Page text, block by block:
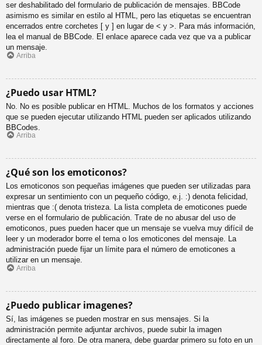
ser deshabilitado del formulario de publicación de mensajes. BBCode
asimismo es similar en estilo al HTML, pero las etiquetas se encuentran
encerrados entre corchetes [ y ] en lugar de < y >. Para más información,
lea el manual de BBCode. El enlace aparece cada vez que va a publicar
un mensaje.
Arriba
¿Puedo usar HTML?
No. No es posible publicar en HTML. Muchos de los formatos y acciones
que se pueden ejecutar utilizando HTML pueden ser aplicados utilizando
BBCodes.
Arriba
¿Qué son los emoticonos?
Los emoticonos son pequeñas imágenes que pueden ser utilizadas para
expresar un sentimiento con un pequeño código, e.j. :) denota felicidad,
mientras que :( denota tristeza. La lista completa de emoticones puede
verse en el formulario de publicación. Trate de no abusar del uso de
emoticonos, pues pueden hacer que un mensaje se vuelva muy difícil de
leer y un moderador borre el tema o los emoticones del mensaje. La
administración puede fijar un límite para el número de emoticones a
utilizar en un mensaje.
Arriba
¿Puedo publicar imagenes?
Sí, las imágenes se pueden mostrar en sus mensajes. Si la
administración permite adjuntar archivos, puede subir la imagen
directamente al foro. De otra manera, debe guardar primero su foto en un